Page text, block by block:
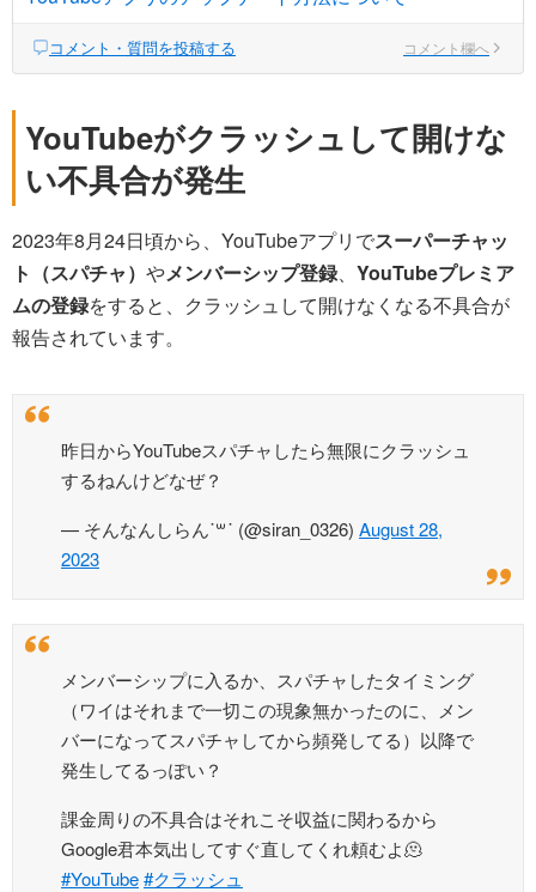
コメント・質問を投稿する コメント欄へ
YouTubeがクラッシュして開けな
い不具合が発生
2023年8月24日頃から、YouTubeアプリでスーパーチャッ
ト（スパチャ） やメンバーシップ登録、 YouTubeプレミア
ムの登録をすると、クラッシュして開けなくなる不具合が
報告されています。
昨日からYouTubeスパチャしたら無限にクラッシュ
するねんけどなぜ？
— そんなんしらん˙꒳˙ (@siran_0326) August 28,
2023
メンバーシップに入るか、スパチャしたタイミング
（ワイはそれまで一切この現象無かったのに、メン
バーになってスパチャしてから頻発してる）以降で
発生してるっぽい？
課金周りの不具合はそれこそ収益に関わるから
Google君本気出してすぐ直してくれ頼むよ🫠
#YouTube#クラッシュ